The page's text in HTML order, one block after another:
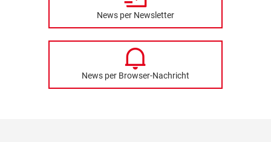
News per Newsletter
News per Browser-Nachricht